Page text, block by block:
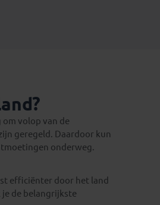
volop van de
geregeld. Daardoor kun
onderweg.
efficiënter door het land
de belangrijkste